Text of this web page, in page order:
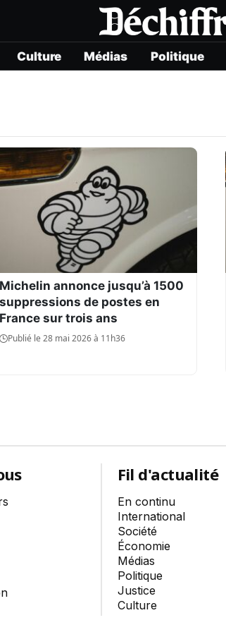
Culture Médias Politique
Michelin annonce jusqu’à 1500
suppressions de postes en
France sur trois ans
Publié le 28 mai 2026 à 11h36
Fil d'actualité
En continu
International
Société
Économie
Médias
Politique
Justice
Culture